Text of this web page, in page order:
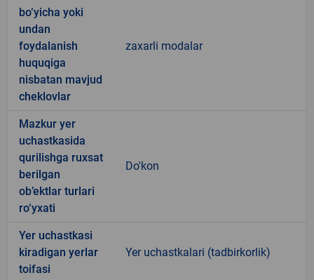
bo‘yicha yoki
undan
foydalanish
huquqiga
nisbatan mavjud
cheklovlar
zaxarli modalar
Mazkur yer
uchastkasida
qurilishga ruxsat
berilgan
ob’ektlar turlari
ro‘yxati
Do'kon
Yer uchastkasi
kiradigan yerlar
toifasi
Yer uchastkalari (tadbirkorlik)